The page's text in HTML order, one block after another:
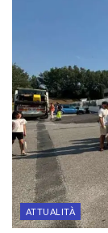
ATTUALITÀ